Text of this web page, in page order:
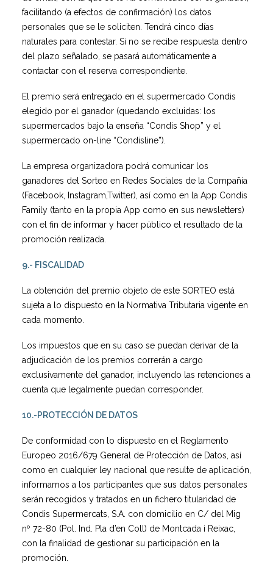
facilitando (a efectos de confirmación) los datos
personales que se le soliciten. Tendrá cinco días
naturales para contestar. Si no se recibe respuesta dentro
del plazo señalado, se pasará automáticamente a
contactar con el reserva correspondiente.
El premio será entregado en el supermercado Condis
elegido por el ganador (quedando excluidas: los
supermercados bajo la enseña “Condis Shop” y el
supermercado on-line “Condisline”).
La empresa organizadora podrá comunicar los
ganadores del Sorteo en Redes Sociales de la Compañía
(Facebook, Instagram,Twitter), así como en la App Condis
Family (tanto en la propia App como en sus newsletters)
con el fin de informar y hacer público el resultado de la
promoción realizada.
9.- FISCALIDAD
La obtención del premio objeto de este SORTEO está
sujeta a lo dispuesto en la Normativa Tributaria vigente en
cada momento.
Los impuestos que en su caso se puedan derivar de la
adjudicación de los premios correrán a cargo
exclusivamente del ganador, incluyendo las retenciones a
cuenta que legalmente puedan corresponder.
10.-PROTECCIÓN DE DATOS
De conformidad con lo dispuesto en el Reglamento
Europeo 2016/679 General de Protección de Datos, así
como en cualquier ley nacional que resulte de aplicación,
informamos a los participantes que sus datos personales
serán recogidos y tratados en un fichero titularidad de
Condis Supermercats, S.A. con domicilio en C/ del Mig
nº 72-80 (Pol. Ind. Pla d’en Coll) de Montcada i Reixac,
con la finalidad de gestionar su participación en la
promoción.